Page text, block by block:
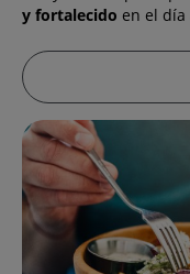
y fortalecido en el día